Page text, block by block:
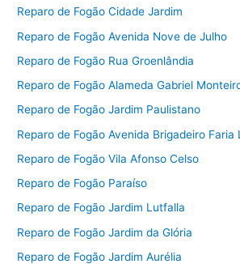
Reparo de Fogão Cidade Jardim
Reparo de Fogão Avenida Nove de Julho
Reparo de Fogão Rua Groenlândia
Reparo de Fogão Alameda Gabriel
Reparo de Fogão Jardim Paulistano
Reparo de Fogão Avenida Brigadeiro Faria
Reparo de Fogão Vila Afonso Celso
Reparo de Fogão Paraíso
Reparo de Fogão Jardim Lutfalla
Reparo de Fogão Jardim da Glória
Reparo de Fogão Jardim Aurélia